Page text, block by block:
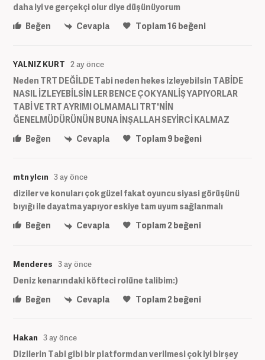
daha iyi ve gerçekçi olur diye düşünüyorum
Beğen
Cevapla Toplam16 beğeni
YALNIZ KURT 2 ay önce
Neden TRT DEĞİLDE Tabi neden hekes izleyebilsin TABİDE
NASIL İZLEYEBİLSİN LER BENCE ÇOK YANLİŞ YAPIYORLAR
TABİ VE TRT AYRIMI OLMAMALI TRT'NİN
ĞENELMÜDÜRÜNÜN BUNA İNŞALLAH SEYİRCİ KALMAZ
Beğen
Cevapla Toplam9 beğeni
mtn ylcın 3 ay önce
diziler ve konuları çok güzel fakat oyuncu siyasi görüşünü
bıyığı ile dayatma yapıyor eskiye tam uyum sağlanmalı
Beğen
Cevapla Toplam2beğeni
Menderes 3 ay önce
Deniz kenarındaki köfteci rolüne talibim:)
Beğen
Cevapla Toplam2 beğeni
Hakan 3 ay önce
Dizilerin Tabi gibi bir platformdan verilmesi çok iyi birşey